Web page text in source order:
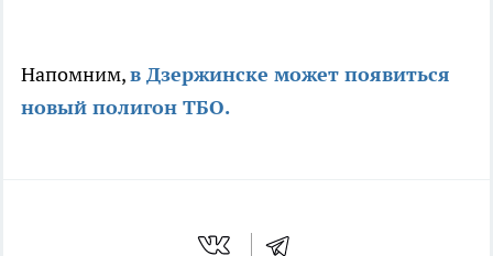
Напомним,в Дзержинске может появиться
новый полигон ТБО.